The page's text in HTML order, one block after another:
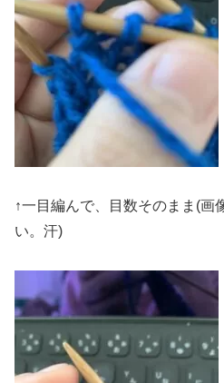
↑一目編んで、目数そのまま(画
い。汗)